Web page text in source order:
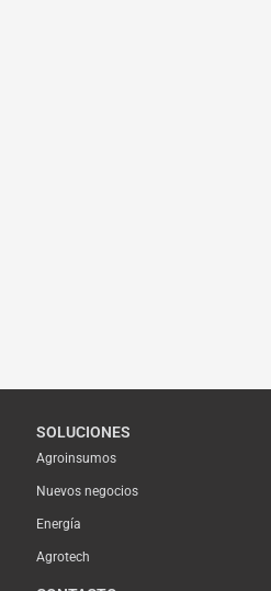
SOLUCIONES
Agroinsumos
Nuevos negocios
Energía
Agrotech